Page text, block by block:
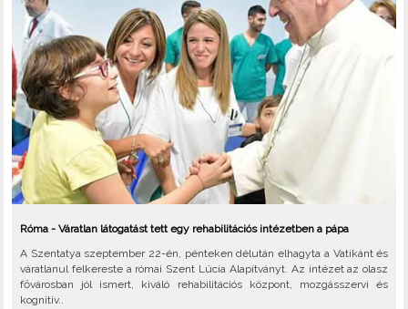
Róma - Váratlan látogatást tett egy rehabilitációs intézetben a pápa
A Szentatya szeptember 22-én, pénteken délután elhagyta a Vatikánt és
váratlanul felkereste a római Szent Lúcia Alapítványt. Az intézet az olasz
fővárosban jól ismert, kiváló rehabilitációs központ, mozgásszervi és
kognitív..